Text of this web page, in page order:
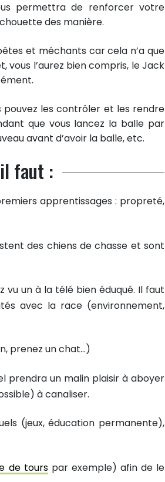
permettra de renforcer votre
des manière.
et méchants car cela n’a que
vous l’aurez bien compris, le Jack
pouvez les contrôler et les rendre
que vous lancez la balle par
avant d’avoir la balle, etc.
faut :
apprentissages : propreté,
des chiens de chasse et sont
vu un à la télé bien éduqué. Il faut
avec la race (environnement,
prenez un chat…)
prendra un malin plaisir à aboyer
à canaliser.
(jeux, éducation permanente),
de tourspar exemple) afin de le